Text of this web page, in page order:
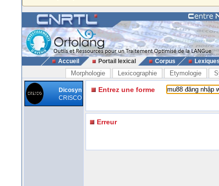
Accueil Portail lexical Corpus
Morphologie Lexicographie Etymologie
Dicosyn
CRISCO
Entrez une forme
Erreur